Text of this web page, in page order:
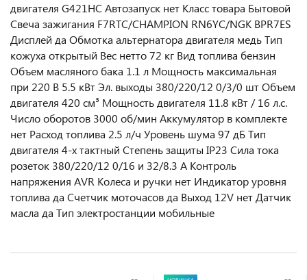
двигателя G421HC Автозапуск нет Класс товара Бытовой
Свеча зажигания F7RTC/CHAMPION RN6YC/NGK BPR7ES
Дисплей да Обмотка альтернатора двигателя медь Тип
кожуха открытый Вес нетто 72 кг Вид топлива бензин
Объем масляного бака 1.1 л Мощность максимальная
при 220 В 5.5 кВт Эл. выходы 380/220/12 0/3/0 шт Объем
двигателя 420 см³ Мощность двигателя 11.8 кВт / 16 л.с.
Число оборотов 3000 об/мин Аккумулятор в комплекте
нет Расход топлива 2.5 л/ч Уровень шума 97 дБ Тип
двигателя 4-х тактный Степень защиты IP23 Сила тока
розеток 380/220/12 0/16 и 32/8.3 А Контроль
напряжения AVR Колеса и ручки нет Индикатор уровня
топлива да Счетчик моточасов да Выход 12V нет Датчик
масла да Тип электростанции мобильные